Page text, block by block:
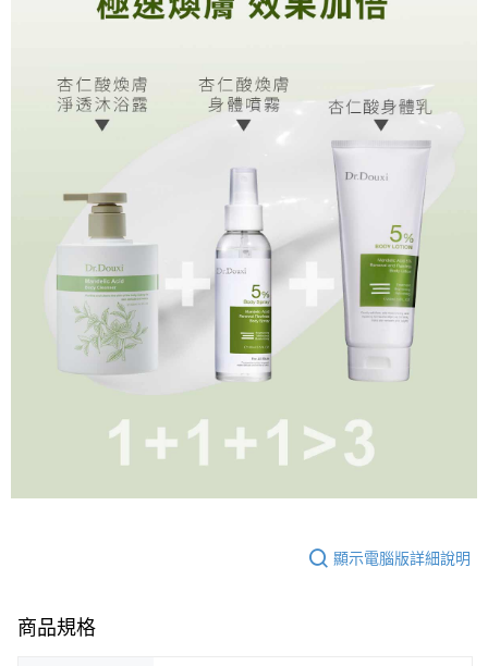
顯示電腦版詳細說明
商品規格